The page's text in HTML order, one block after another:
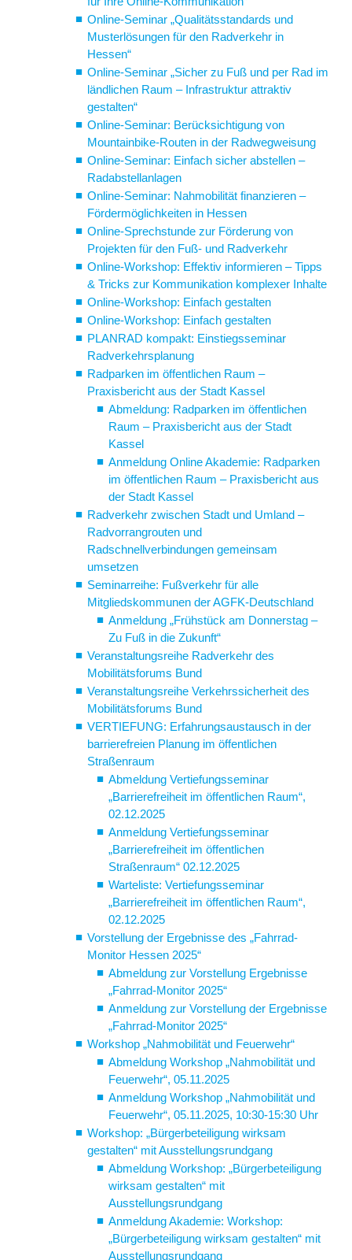
Online-Seminar „Qualitätsstandards und
Musterlösungen für den Radverkehr in
Hessen“
Online-Seminar „Sicher zu Fuß und per Rad im
ländlichen Raum – Infrastruktur attraktiv
gestalten“
Online-Seminar: Berücksichtigung von
Mountainbike-Routen in der Radwegweisung
Online-Seminar: Einfach sicher abstellen –
Radabstellanlagen
Online-Seminar: Nahmobilität finanzieren –
Fördermöglichkeiten in Hessen
Online-Sprechstunde zur Förderung von
Projekten für den Fuß- und Radverkehr
Online-Workshop: Effektiv informieren – Tipps
& Tricks zur Kommunikation komplexer Inhalte
Online-Workshop: Einfach gestalten
Online-Workshop: Einfach gestalten
PLANRAD kompakt: Einstiegsseminar
Radverkehrsplanung
Radparken im öffentlichen Raum –
Praxisbericht aus der Stadt Kassel
Abmeldung: Radparken im öffentlichen
Raum – Praxisbericht aus der Stadt
Kassel
Anmeldung Online Akademie: Radparken
im öffentlichen Raum – Praxisbericht aus
der Stadt Kassel
Radverkehr zwischen Stadt und Umland –
Radvorrangrouten und
Radschnellverbindungen gemeinsam
umsetzen
Seminarreihe: Fußverkehr für alle
Mitgliedskommunen der AGFK-Deutschland
Anmeldung „Frühstück am Donnerstag –
Zu Fuß in die Zukunft“
Veranstaltungsreihe Radverkehr des
Mobilitätsforums Bund
Veranstaltungsreihe Verkehrssicherheit des
Mobilitätsforums Bund
VERTIEFUNG: Erfahrungsaustausch in der
barrierefreien Planung im öffentlichen
Straßenraum
Abmeldung Vertiefungsseminar
„Barrierefreiheit im öffentlichen Raum“,
02.12.2025
Anmeldung Vertiefungsseminar
„Barrierefreiheit im öffentlichen
Straßenraum“ 02.12.2025
Warteliste: Vertiefungsseminar
„Barrierefreiheit im öffentlichen Raum“,
02.12.2025
Vorstellung der Ergebnisse des „Fahrrad-
Monitor Hessen 2025“
Abmeldung zur Vorstellung Ergebnisse
„Fahrrad-Monitor 2025“
Anmeldung zur Vorstellung der Ergebnisse
„Fahrrad-Monitor 2025“
Workshop „Nahmobilität und Feuerwehr“
Abmeldung Workshop „Nahmobilität und
Feuerwehr“, 05.11.2025
Anmeldung Workshop „Nahmobilität und
Feuerwehr“, 05.11.2025, 10:30-15:30 Uhr
Workshop: „Bürgerbeteiligung wirksam
gestalten“ mit Ausstellungsrundgang
Abmeldung Workshop: „Bürgerbeteiligung
wirksam gestalten“ mit
Ausstellungsrundgang
Anmeldung Akademie: Workshop:
„Bürgerbeteiligung wirksam gestalten“ mit
Ausstellungsrundgang